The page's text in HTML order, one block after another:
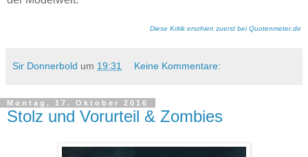
Diese Kritik erschien zuerst bei Quotenmeter.de
Sir Donnerbold um 19:31 Keine Kommentare:
Montag, 17. Oktober 2016
Stolz und Vorurteil & Zombies